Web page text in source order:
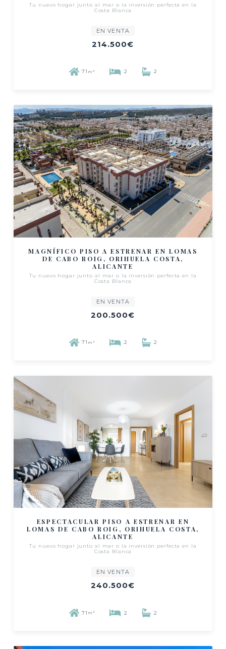
Tu nuevo hogar junto al mar o la inversión perfecta en la
Costa Blanca
EN VENTA
214.500€
71 m² 2 2
MAGNÍFICO PISO A ESTRENAR EN LOMAS
DE CABO ROIG, ORIHUELA COSTA,
ALICANTE
Tu nuevo hogar junto al mar o la inversión perfecta en la
Costa Blanca
EN VENTA
200.500€
71 m² 2 2
ESPECTACULAR PISO A ESTRENAR EN
LOMAS DE CABO ROIG, ORIHUELA COSTA,
ALICANTE
Tu nuevo hogar junto al mar o la inversión perfecta en la
Costa Blanca
EN VENTA
240.500€
71 m² 2 2